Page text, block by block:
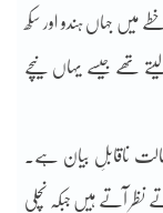
جہاں ہندو اور سکھ
تھے جیسے یہاں نیچے
ناقابلِ بیان ہے۔
نظر آتے ہیں جبکہ نچلی